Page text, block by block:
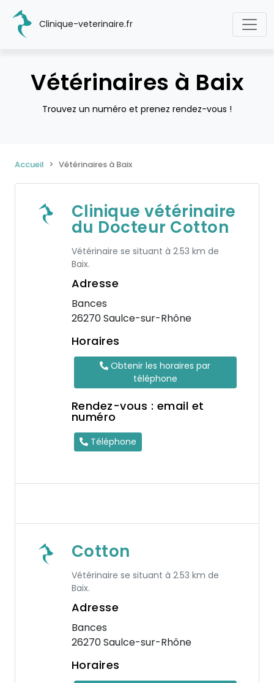
Clinique-veterinaire.fr
Vétérinaires à Baix
Trouvez un numéro et prenez rendez-vous !
Accueil Vétérinaires à Baix
Clinique vétérinaire
du Docteur Cotton
Vétérinaire se situant à 2.53 km de
Baix.
Adresse
Bances
26270 Saulce-sur-Rhône
Horaires
Obtenir les horaires par
téléphone
Rendez-vous : email et
numéro
Téléphone
Cotton
Vétérinaire se situant à 2.53 km de
Baix.
Adresse
Bances
26270 Saulce-sur-Rhône
Horaires